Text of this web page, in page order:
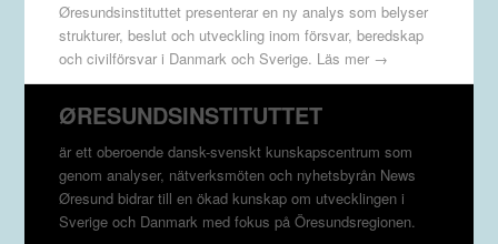
Øresundsinstituttet presenterar en ny analys som belyser
strukturer, beslut och utveckling inom försvar, beredskap
och civilförsvar i Danmark och Sverige. Läs mer →
ØRESUNDSINSTITUTTET
är ett oberoende dansk-svenskt kunskapscentrum som
genom analyser, nätverksmöten och nyhetsbyrån News
Øresund bidrar till en ökad kunskap om utvecklingen i
Sverige och Danmark med fokus på Öresundsregionen.